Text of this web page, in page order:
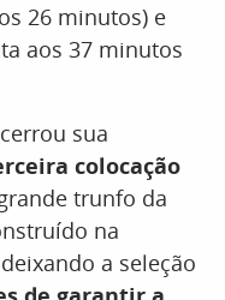
26 minutos) e
aos 37 minutos
sua
colocação
trunfo da
na
a seleção